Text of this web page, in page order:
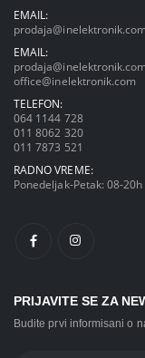
EMAIL:
EMAIL:
office@inelektronik.com
TELEFON:
064 1144 728
011 8062 320
011 7873 521
RADNO VREME:
Ponedeljak-Petak: 08-
PRIJAVITE SE ZA
Budite prvi informisani o